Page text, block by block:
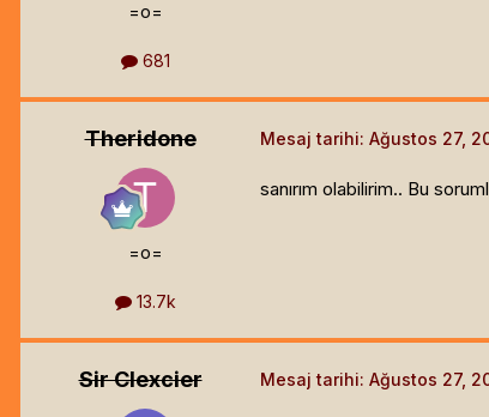
=o=
681
Theridone
=o=
13.7k
Mesaj tarihi: Ağustos 27,
sanırım olabilirim.. Bu
Sir Clexcier Mesaj tarihi: Ağustos 27,